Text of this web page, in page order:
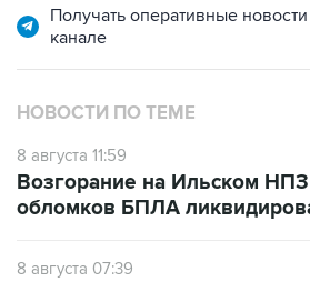
Получать оперативные
канале
НОВОСТИ ПО ТЕМЕ
8 августа 11:59
Возгорание на Ильском
обломков БПЛА
8 августа 07:39